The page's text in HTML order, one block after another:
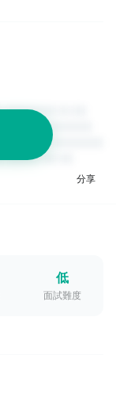
分享
低
面試難度